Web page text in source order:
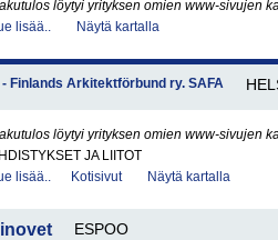
löytyi yrityksen omien www-sivujen
lisää..
Näytä kartalla
Finlands Arkitektförbund ry. SAFA
löytyi yrityksen omien www-sivujen
JA LIITOT
lisää..
Kotisivut Näytä kartalla
ESPOO